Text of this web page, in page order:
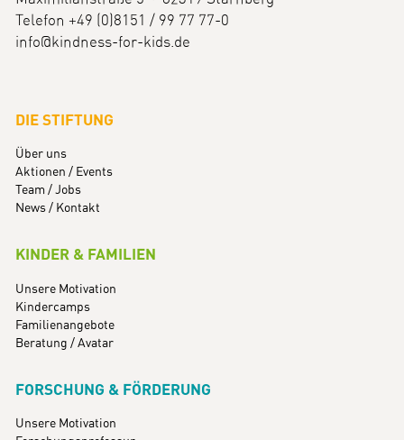
Telefon +49 (0)8151 / 99 77 77-0
info@kindness-for-kids.de
DIE STIFTUNG
Über uns
Aktionen / Events
Team / Jobs
News / Kontakt
KINDER & FAMILIEN
Unsere Motivation
Kindercamps
Familienangebote
Beratung / Avatar
FORSCHUNG & FÖRDERUNG
Unsere Motivation